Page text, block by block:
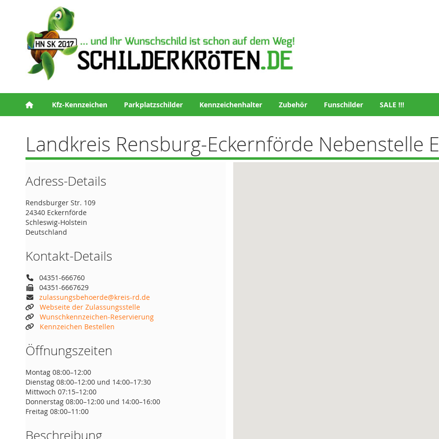
Kfz-Kennzeichen Parkplatzschilder Kennzeichenhalter Zubehör Funschilder SALE !!!
Landkreis Rensburg-Eckernförde Nebenstelle
Adress-Details
Rendsburger Str. 109
24340 Eckernförde
Schleswig-Holstein
Deutschland
Kontakt-Details
04351-666760
04351-6667629
zulassungsbehoerde@kreis-rd.de
Webseite der Zulassungsstelle
Wunschkennzeichen-Reservierung
Kennzeichen Bestellen
Öffnungszeiten
Montag 08:00–12:00
Dienstag 08:00–12:00 und 14:00–17:30
Mittwoch 07:15–12:00
Donnerstag 08:00–12:00 und 14:00–16:00
Freitag 08:00–11:00
Beschreibung